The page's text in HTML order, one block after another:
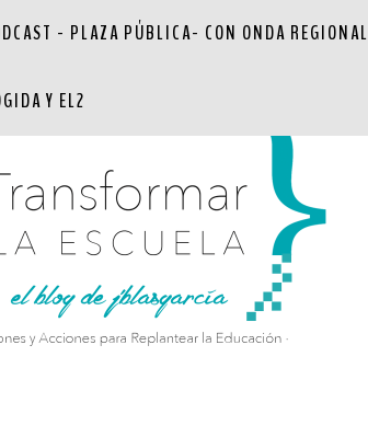
- PLAZA PÚBLICA- CON ONDA REGIONAL
Y EL2